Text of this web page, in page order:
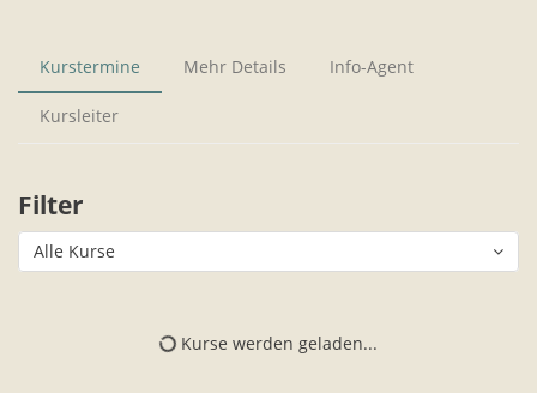
Kurstermine Mehr Details Info-Agent
Kursleiter
Filter
Alle Kurse
Kurse werden geladen...